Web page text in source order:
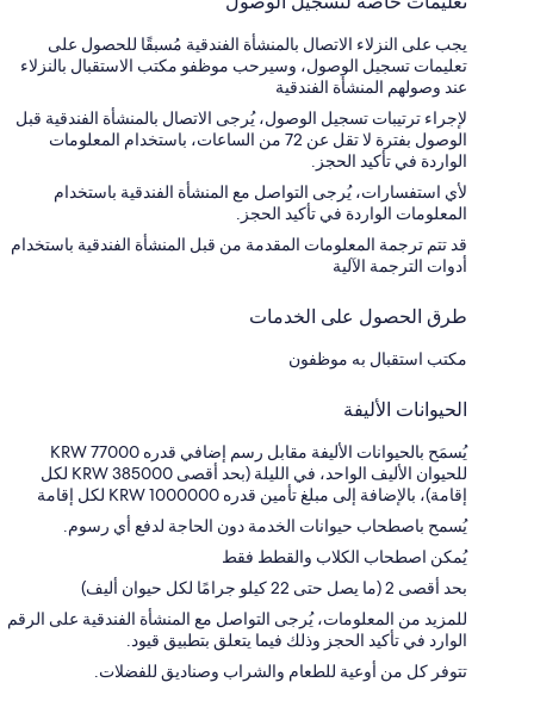
يجب على النزلاء الاتصال بالمنشأة الفندقية مُسبقًا للحصول على
تعليمات تسجيل الوصول، وسيرحب موظفو مكتب الاستقبال بالنزلاء
عند وصولهم المنشأة الفندقية
لإجراء ترتيبات تسجيل الوصول، يُرجى الاتصال بالمنشأة الفندقية قبل
الوصول بفترة لا تقل عن 72 من الساعات، باستخدام المعلومات
الواردة في تأكيد الحجز.
لأي استفسارات، يُرجى التواصل مع المنشأة الفندقية باستخدام
المعلومات الواردة في تأكيد الحجز.
قد تتم ترجمة المعلومات المقدمة من قبل المنشأة الفندقية باستخدام
أدوات الترجمة الآلية
طرق الحصول على الخدمات
مكتب استقبال به موظفون
الحيوانات الأليفة
يُسمَح بالحيوانات الأليفة مقابل رسم إضافي قدره KRW 77000
للحيوان الأليف الواحد، في الليلة (بحد أقصى KRW 385000 لكل
إقامة)، بالإضافة إلى مبلغ تأمين قدره KRW 1000000 لكل إقامة
يُسمح باصطحاب حيوانات الخدمة دون الحاجة لدفع أي رسوم.
يُمكن اصطحاب الكلاب والقطط فقط
بحد أقصى 2 (ما يصل حتى 22 كيلو جرامًا لكل حيوان أليف)
للمزيد من المعلومات، يُرجى التواصل مع المنشأة الفندقية على الرقم
الوارد في تأكيد الحجز وذلك فيما يتعلق بتطبيق قيود.
تتوفر كل من أوعية للطعام والشراب وصناديق للفضلات.